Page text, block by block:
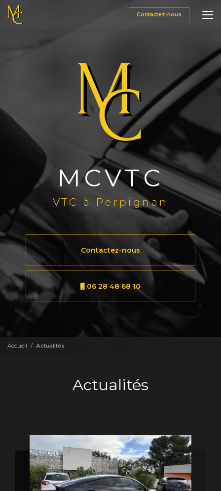
Aller
contenu
principal
Contactez-nous
MCVTC
VTC à Perpignan
Contactez-nous
06 28 48 68 10
Accueil Actualités
Actualités